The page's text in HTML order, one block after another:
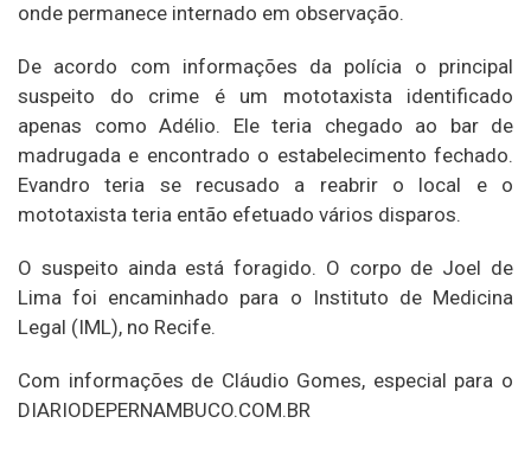
onde permanece internado em observação.
De acordo com informações da polícia o principal
suspeito do crime é um mototaxista identificado
apenas como Adélio. Ele teria chegado ao bar de
madrugada e encontrado o estabelecimento fechado.
Evandro teria se recusado a reabrir o local e o
mototaxista teria então efetuado vários disparos.
O suspeito ainda está foragido. O corpo de Joel de
Lima foi encaminhado para o Instituto de Medicina
Legal (IML), no Recife.
Com informações de Cláudio Gomes, especial para o
DIARIODEPERNAMBUCO.COM.BR